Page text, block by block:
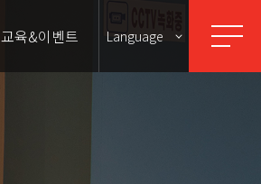
교육&이벤트 Language